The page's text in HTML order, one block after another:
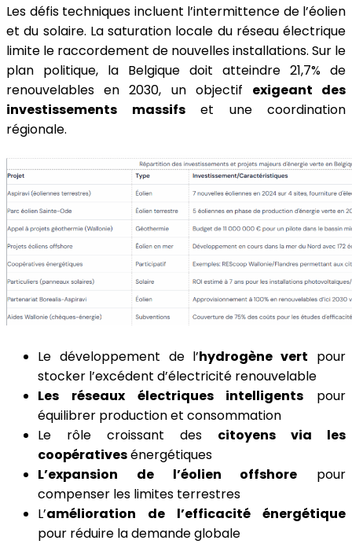
Les défis techniques incluent l’intermittence de l’éolien
et du solaire. La saturation locale du réseau électrique
limite le raccordement de nouvelles installations. Sur le
plan politique, la Belgique doit atteindre 21,7% de
renouvelables en 2030, un objectif exigeant des
investissements massifset une coordination
régionale.
Le développement de l’hydrogène vert pour
stocker l’excédent d’électricité renouvelable
Les réseaux électriques intelligents pour
équilibrer production et consommation
Le rôle croissant des citoyens via les
coopérativesénergétiques
L’expansion de l’éolien offshore pour
compenser les limites terrestres
L’amélioration de l’efficacité énergétique
pour réduire la demande globale